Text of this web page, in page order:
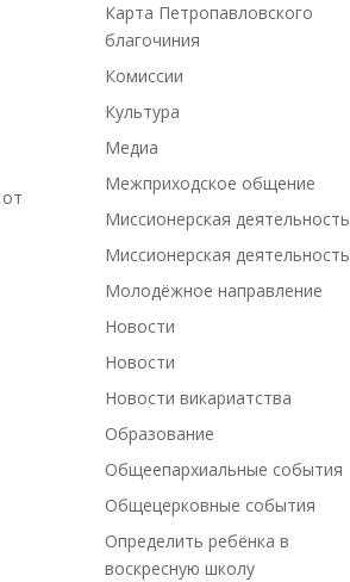
Карта Петропавловского
благочиния
Комиссии
Культура
Медиа
Межприходское общение
Миссионерская деятельность
Миссионерская деятельность
Молодёжное направление
Новости
Новости
Новости викариатства
Образование
Общеепархиальные события
Общецерковные события
Определить ребёнка в
воскресную школу